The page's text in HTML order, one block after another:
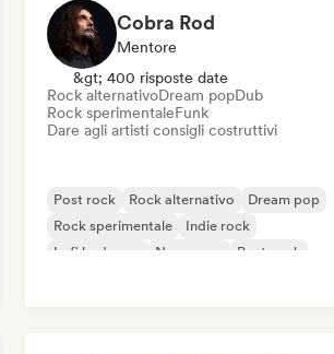
Cobra Rod
Mentore
&gt; 400 risposte date
Rock alternativoDream popDub
Rock sperimentaleFunk
Dare agli artisti consigli costruttivi
Post rock Rock alternativo
Dream pop
Rock sperimentale
Indie rock
Lofi bedroom
New wave Post punk